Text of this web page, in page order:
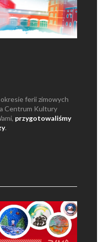
ferii zimowych
Centrum Kultury
przygotowaliśmy
.